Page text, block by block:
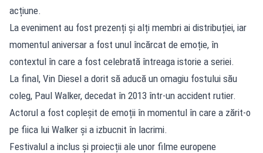
acțiune.
La eveniment au fost prezenți și alți membri ai distribuției, iar
momentul aniversar a fost unul încărcat de emoție, în
contextul în care a fost celebrată întreaga istorie a seriei.
La final, Vin Diesel a dorit să aducă un omagiu fostului său
coleg, Paul Walker, decedat în 2013 într-un accident rutier.
Actorul a fost copleșit de emoții în momentul în care a zărit-o
pe fiica lui Walker și a izbucnit în lacrimi.
Festivalul a inclus și proiecții ale unor filme europene